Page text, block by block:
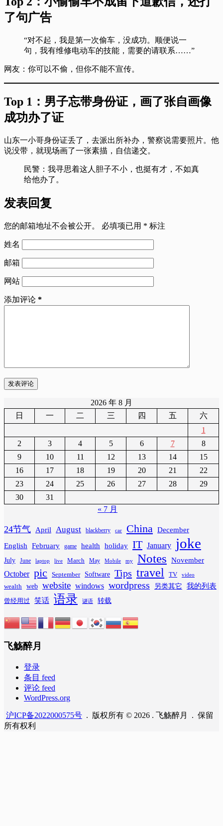
了句广告
“对不起，我是第一次偷车，没成功。顺便说一
句，我有维修电动车的技能，需要的请联系……”
网友：你可以不偷，但你不能不宣传。
Top 1：男子忘带身份证，画了张自画像
成功办了证
山东一小哥身份证丢了，去派出所补办，警察说需要照片。他
说没带，就现场画了一张素描，自信递交。
民警：我寻思着这人胆子不小，也挺有才，不如真
给他办了。
发表回复
您的邮箱地址不会被公开。 必填项已用 * 标注
姓名
邮箱
网站
添加评论 *
发表评论
2026 年 8 月
日
一 二 三 四 五
六
1
2
3 4 5 6 7
8
9
10 11 12 13 14
15
16
17 18 19 20 21
22
23
24 25 26 27 28
29
30
31
« 7 月
24节气 April August blackberry car China
December
English
February game health holiday IT January joke
July June laptop live March May Mobile my Notes November
October pic September Software Tips travel TV video
wealth web website windows wordpress 另类其它 我的列表
曾经用过 笑话 语录 谜语 转载
飞觞醉月
登录
条目 feed
评论 feed
WordPress.org
沪ICP备2022000575号 . 版权所有 © 2026 . 飞觞醉月 . 保留
所有权利